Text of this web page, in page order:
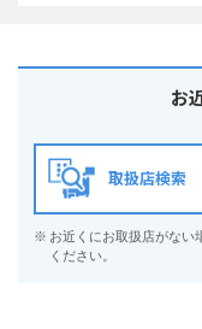
お
取扱店検索
※ お近くにお取扱店がない
ください。